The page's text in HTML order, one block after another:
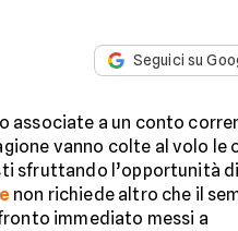
Seguici su
associate a un conto
vanno colte al volo le
sfruttando l’opportunità
non richiede altro che il
immediato messi a